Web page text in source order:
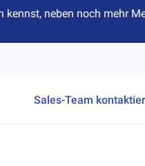
neben noch mehr
Sales-Team